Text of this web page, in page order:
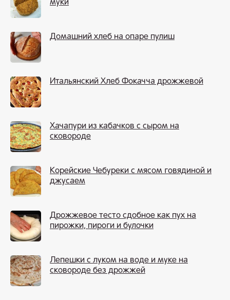
муки
Домашний хлеб на опаре пулиш
Итальянский Хлеб Фокачча дрожжевой
Хачапури из кабачков с сыром на
сковороде
Корейские Чебуреки с мясом говядиной и
джусаем
Дрожжевое тесто сдобное как пух на
пирожки, пироги и булочки
Лепешки с луком на воде и муке на
сковороде без дрожжей